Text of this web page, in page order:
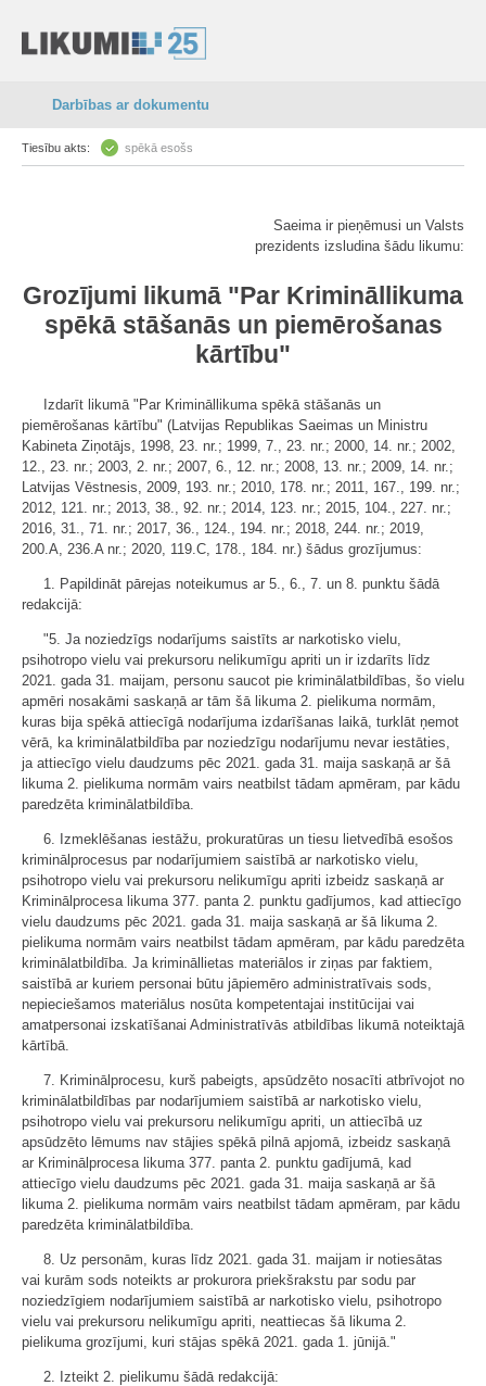
Darbības ar dokumentu
Tiesību akts: spēkā esošs
Saeima ir pieņēmusi un Valsts
prezidents izsludina šādu likumu:
Grozījumi likumā "Par Krimināllikuma
spēkā stāšanās un piemērošanas
kārtību"
Izdarīt likumā "Par Krimināllikuma spēkā stāšanās un
piemērošanas kārtību" (Latvijas Republikas Saeimas un Ministru
Kabineta Ziņotājs, 1998, 23. nr.; 1999, 7., 23. nr.; 2000, 14. nr.; 2002,
12., 23. nr.; 2003, 2. nr.; 2007, 6., 12. nr.; 2008, 13. nr.; 2009, 14. nr.;
Latvijas Vēstnesis, 2009, 193. nr.; 2010, 178. nr.; 2011, 167., 199. nr.;
2012, 121. nr.; 2013, 38., 92. nr.; 2014, 123. nr.; 2015, 104., 227. nr.;
2016, 31., 71. nr.; 2017, 36., 124., 194. nr.; 2018, 244. nr.; 2019,
200.A, 236.A nr.; 2020, 119.C, 178., 184. nr.) šādus grozījumus:
1. Papildināt pārejas noteikumus ar 5., 6., 7. un 8. punktu šādā
redakcijā:
"5. Ja noziedzīgs nodarījums saistīts ar narkotisko vielu,
psihotropo vielu vai prekursoru nelikumīgu apriti un ir izdarīts līdz
2021. gada 31. maijam, personu saucot pie kriminālatbildības, šo vielu
apmēri nosakāmi saskaņā ar tām šā likuma 2. pielikuma normām,
kuras bija spēkā attiecīgā nodarījuma izdarīšanas laikā, turklāt ņemot
vērā, ka kriminālatbildība par noziedzīgu nodarījumu nevar iestāties,
ja attiecīgo vielu daudzums pēc 2021. gada 31. maija saskaņā ar šā
likuma 2. pielikuma normām vairs neatbilst tādam apmēram, par kādu
paredzēta kriminālatbildība.
6. Izmeklēšanas iestāžu, prokuratūras un tiesu lietvedībā esošos
kriminālprocesus par nodarījumiem saistībā ar narkotisko vielu,
psihotropo vielu vai prekursoru nelikumīgu apriti izbeidz saskaņā ar
Kriminālprocesa likuma 377. panta 2. punktu gadījumos, kad attiecīgo
vielu daudzums pēc 2021. gada 31. maija saskaņā ar šā likuma 2.
pielikuma normām vairs neatbilst tādam apmēram, par kādu paredzēta
kriminālatbildība. Ja krimināllietas materiālos ir ziņas par faktiem,
saistībā ar kuriem personai būtu jāpiemēro administratīvais sods,
nepieciešamos materiālus nosūta kompetentajai institūcijai vai
amatpersonai izskatīšanai Administratīvās atbildības likumā noteiktajā
kārtībā.
7. Kriminālprocesu, kurš pabeigts, apsūdzēto nosacīti atbrīvojot no
kriminālatbildības par nodarījumiem saistībā ar narkotisko vielu,
psihotropo vielu vai prekursoru nelikumīgu apriti, un attiecībā uz
apsūdzēto lēmums nav stājies spēkā pilnā apjomā, izbeidz saskaņā
ar Kriminālprocesa likuma 377. panta 2. punktu gadījumā, kad
attiecīgo vielu daudzums pēc 2021. gada 31. maija saskaņā ar šā
likuma 2. pielikuma normām vairs neatbilst tādam apmēram, par kādu
paredzēta kriminālatbildība.
8. Uz personām, kuras līdz 2021. gada 31. maijam ir notiesātas
vai kurām sods noteikts ar prokurora priekšrakstu par sodu par
noziedzīgiem nodarījumiem saistībā ar narkotisko vielu, psihotropo
vielu vai prekursoru nelikumīgu apriti, neattiecas šā likuma 2.
pielikuma grozījumi, kuri stājas spēkā 2021. gada 1. jūnijā."
2. Izteikt 2. pielikumu šādā redakcijā: